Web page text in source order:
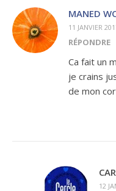
MANED
11 JANVIER
RÉPONDRE
Ca fait un
je crains
de mon
12